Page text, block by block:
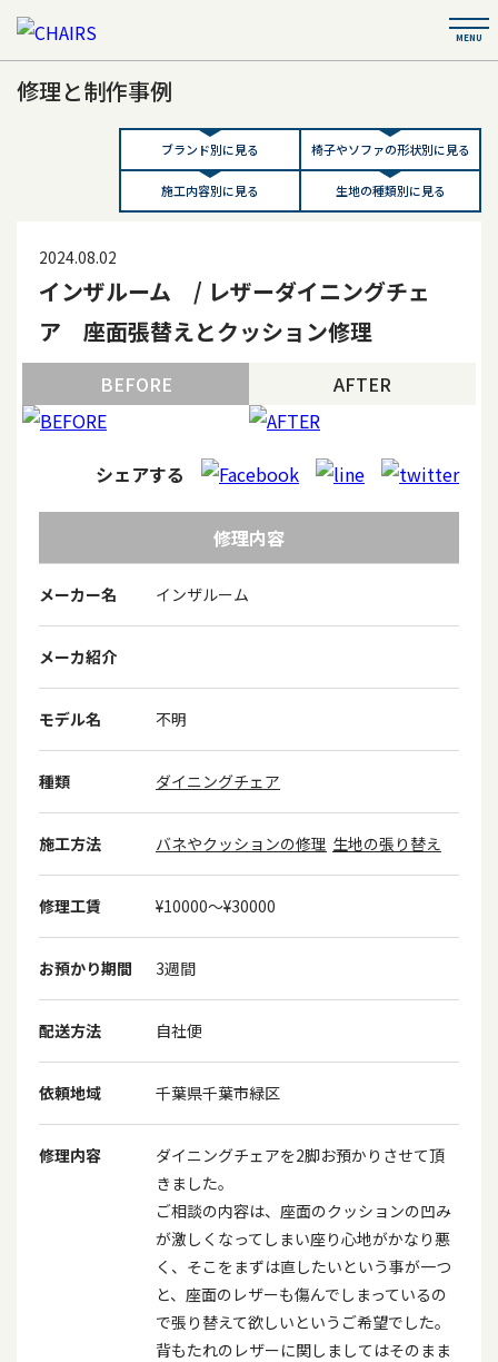
修理と制作事例
ブランド別に見る 椅子やソファの形状別に見る
施工内容別に見る 生地の種類別に見る
2024.08.02
インザルーム / レザーダイニングチェ
ア 座面張替えとクッション修理
BEFORE AFTER
シェアする
修理内容
メーカー名 インザルーム
メーカ紹介
モデル名 不明
種類 ダイニングチェア
施工方法 バネやクッションの修理 生地の張り替え
修理工賃 ¥10000〜¥30000
お預かり期間 3週間
配送方法 自社便
依頼地域 千葉県千葉市緑区
修理内容
ダイニングチェアを2脚お預かりさせて頂
きました。
ご相談の内容は、座面のクッションの凹み
が激しくなってしまい座り心地がかなり悪
く、そこをまずは直したいという事が一つ
と、座面のレザーも傷んでしまっているの
で張り替えて欲しいというご希望でした。
背もたれのレザーに関しましてはそのまま